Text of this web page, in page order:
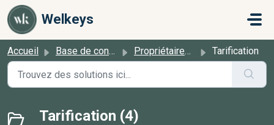
Passer au contenu principal
Welkeys
Accueil Base de connaissances Propriétaires - Général Tarification
Tarification (4)